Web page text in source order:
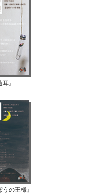
』
の王様』